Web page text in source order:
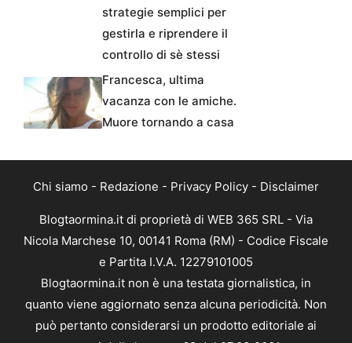
strategie semplici per
gestirla e riprendere il
controllo di sè stessi
Francesca, ultima
vacanza con le amiche.
Muore tornando a casa
Chi siamo - Redazione - Privacy Policy - Disclaimer
Blogtaormina.it di proprietà di WEB 365 SRL - Via
Nicola Marchese 10, 00141 Roma (RM) - Codice Fiscale
e Partita I.V.A. 12279101005
Blogtaormina.it non è una testata giornalistica, in
quanto viene aggiornato senza alcuna periodicità. Non
può pertanto considerarsi un prodotto editoriale ai